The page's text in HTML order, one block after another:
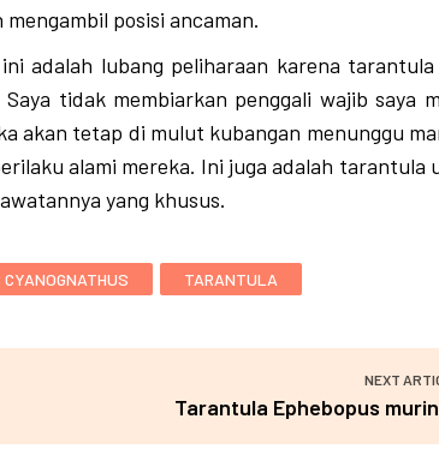
posisi ancaman.
adalah lubang peliharaan karena tarantula
tidak membiarkan penggali wajib saya
akan tetap di mulut kubangan menunggu
alami mereka. Ini juga adalah tarantula
yang khusus.
TARANTULA
NEXT
Tarantula Ephebopus